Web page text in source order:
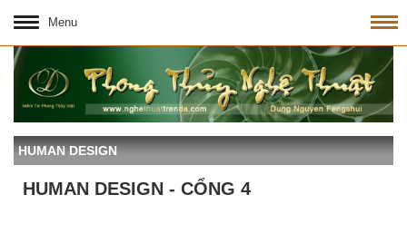
Menu
HUMAN DESIGN
HUMAN DESIGN - CỔNG 4